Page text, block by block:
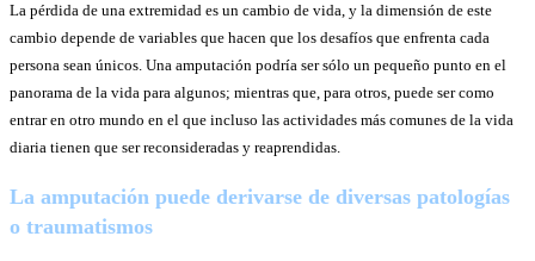
La pérdida de una extremidad es un cambio de vida, y la dimensión de este
cambio depende de variables que hacen que los desafíos que enfrenta cada
persona sean únicos. Una amputación podría ser sólo un pequeño punto en el
panorama de la vida para algunos; mientras que, para otros, puede ser como
entrar en otro mundo en el que incluso las actividades más comunes de la vida
diaria tienen que ser reconsideradas y reaprendidas.
La amputación puede derivarse de diversas patologías
o traumatismos